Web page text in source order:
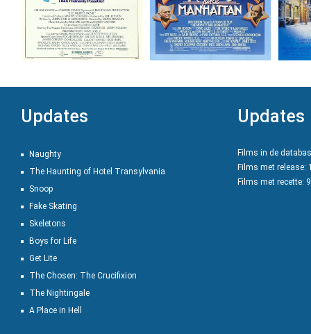
Updates
Naughty
The Haunting of Hotel Transylvania
Snoop
Fake Skating
Skeletons
Boys for Life
Get Lite
The Chosen: The Crucifixion
The Nightingale
A Place in Hell
Updates
Films in de
Films met release:
Films met recette: